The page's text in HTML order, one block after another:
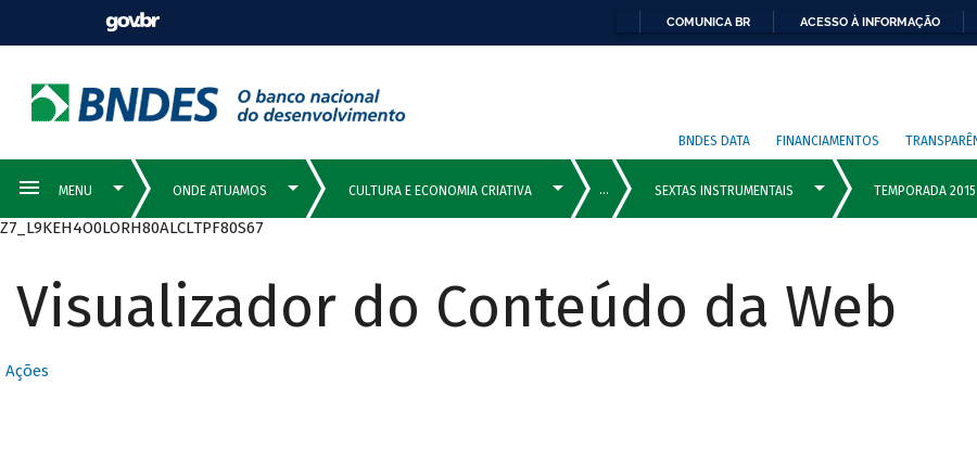
COMUNICA BR ACESSO À INFORMAÇÃO
BNDES DATA FINANCIAMENTOS
Z7_L9KEH4O0LORH80ALCLTPF80S67
Visualizador do Conteúdo da Web
Ações